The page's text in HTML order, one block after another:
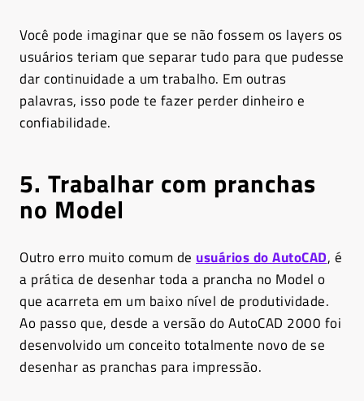
Você pode imaginar que se não fossem os layers os
usuários teriam que separar tudo para que pudesse
dar continuidade a um trabalho. Em outras
palavras, isso pode te fazer perder dinheiro e
confiabilidade.
5. Trabalhar com pranchas
no Model
Outro erro muito comum de usuários do AutoCAD, é
a prática de desenhar toda a prancha no Model o
que acarreta em um baixo nível de produtividade.
Ao passo que, desde a versão do AutoCAD 2000 foi
desenvolvido um conceito totalmente novo de se
desenhar as pranchas para impressão.